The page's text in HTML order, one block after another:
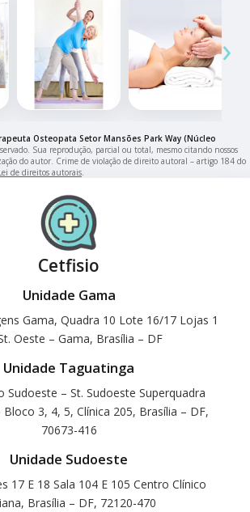
›
Osteopata Setor Mansões Park Way (Núcleo
Sua reprodução, parcial ou total, mesmo citando nossos
do autor. Crime de violação de direito autoral – artigo 184 do
de direitos autorais.
Cetfisio
Unidade Gama
Gama, Quadra 10 Lote 16/17 Lojas 1
Oeste – Gama, Brasília – DF
Unidade Taguatinga
Sudoeste – St. Sudoeste Superquadra
3, 4, 5, Clínica 205, Brasília – DF,
70673-416
Unidade Sudoeste
17 E 18 Sala 104 E 105 Centro Clínico
Brasília – DF, 72120-470